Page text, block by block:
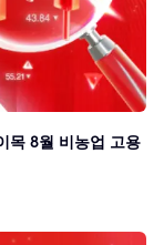
목 8월 비농업 고용